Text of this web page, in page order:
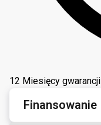
12 Miesięcy gwarancji
Finansowanie